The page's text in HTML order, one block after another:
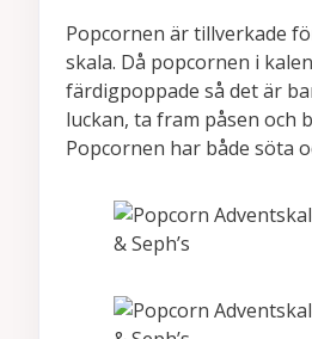
Popcornen är tillverkade
skala. Då popcornen i
färdigpoppade så det är
luckan, ta fram påsen och
Popcornen har både söta